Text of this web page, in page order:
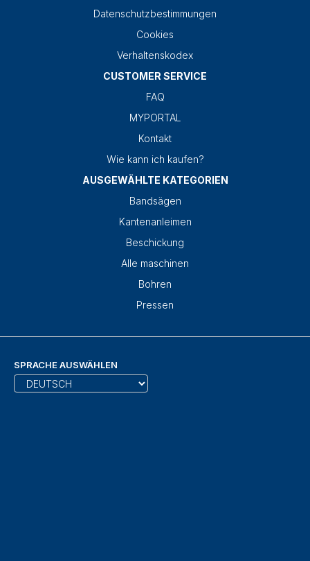
Datenschutzbestimmungen
Cookies
Verhaltenskodex
CUSTOMER SERVICE
FAQ
MYPORTAL
Kontakt
Wie kann ich kaufen?
AUSGEWÄHLTE KATEGORIEN
Bandsägen
Kantenanleimen
Beschickung
Alle maschinen
Bohren
Pressen
SPRACHE AUSWÄHLEN